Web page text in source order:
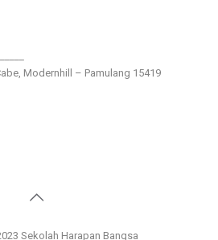
Modernhill – Pamulang 15419
Sekolah Harapan Bangsa